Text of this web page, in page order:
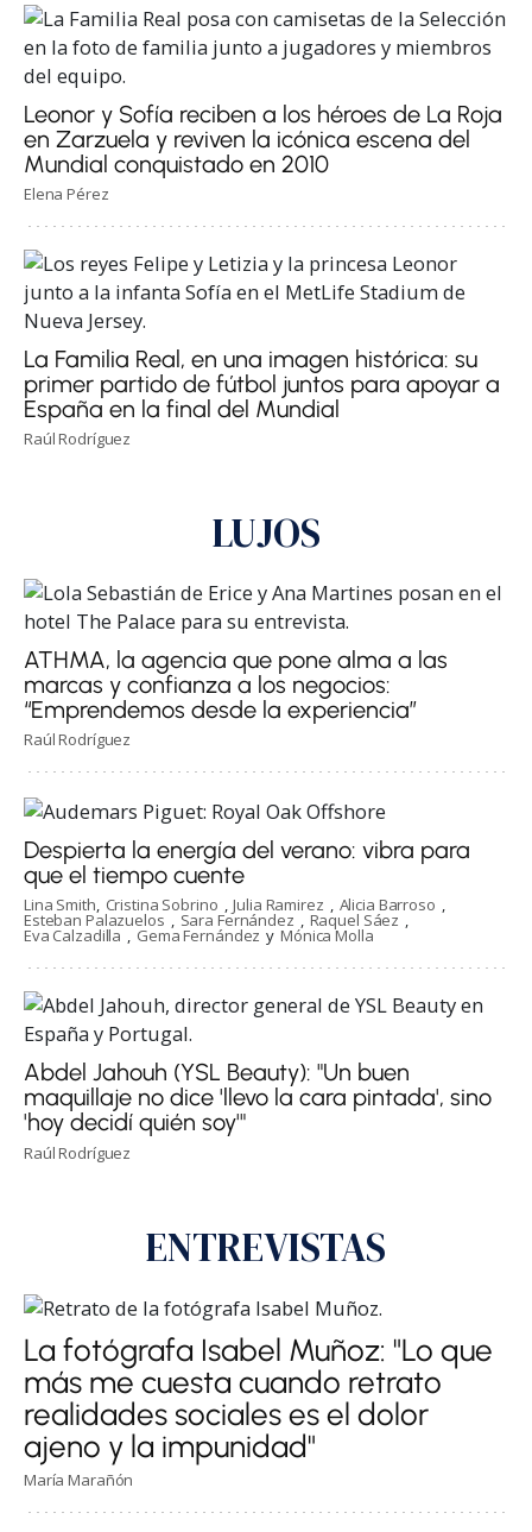
Leonor y Sofía reciben a los héroes de La Roja
en Zarzuela y reviven la icónica escena del
Mundial conquistado en 2010
Elena Pérez
La Familia Real, en una imagen histórica: su
primer partido de fútbol juntos para apoyar a
España en la final del Mundial
Raúl Rodríguez
LUJOS
ATHMA, la agencia que pone alma a las
marcas y confianza a los negocios:
“Emprendemos desde la experiencia”
Raúl Rodríguez
Despierta la energía del verano: vibra para
que el tiempo cuente
Lina Smith Cristina Sobrino Julia Ramirez Alicia Barroso
Esteban Palazuelos Sara Fernández Raquel Sáez
Eva Calzadilla Gema Fernández Mónica Molla
Abdel Jahouh (YSL Beauty): "Un buen
maquillaje no dice 'llevo la cara pintada', sino
'hoy decidí quién soy'"
Raúl Rodríguez
ENTREVISTAS
La fotógrafa Isabel Muñoz: "Lo que
más me cuesta cuando retrato
realidades sociales es el dolor
ajeno y la impunidad"
María Marañón